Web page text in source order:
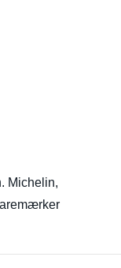
Michelin,